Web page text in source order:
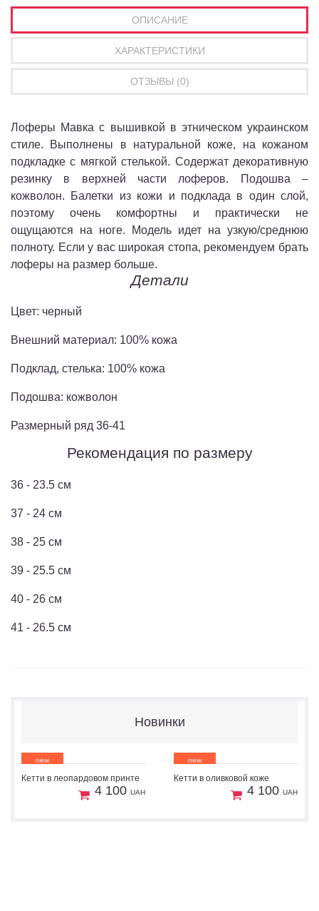
ОПИСАНИЕ
ХАРАКТЕРИСТИКИ
ОТЗЫВЫ (0)
Лоферы Мавка с вышивкой в ​​этническом украинском
стиле. Выполнены в натуральной коже, на кожаном
подкладке с мягкой стелькой. Содержат декоративную
резинку в верхней части лоферов. Подошва –
кожволон. Балетки из кожи и подклада в один слой,
поэтому очень комфортны и практически не
ощущаются на ноге. Модель идет на узкую/среднюю
полноту. Если у вас широкая стопа, рекомендуем брать
лоферы на размер больше.
Детали
Цвет: черный
Внешний материал: 100% кожа
Подклад, стелька: 100% кожа
Подошва: кожволон
Размерный ряд 36-41
Рекомендация по размеру
36 - 23.5 см
37 - 24 см
38 - 25 см
39 - 25.5 см
40 - 26 см
41 - 26.5 см
Новинки
new
1 Пошив
Кетти в леопардовом принте
4 100 UAH
new
1 Пошив
Кетти в оливковой коже
4 100 UAH